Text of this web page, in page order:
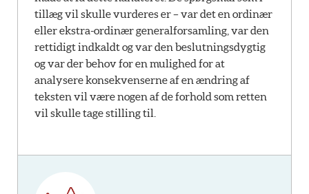
tillæg vil skulle vurderes er – var det en ordinær
eller ekstra-ordinær generalforsamling, var den
rettidigt indkaldt og var den beslutningsdygtig
og var der behov for en mulighed for at
analysere konsekvenserne af en ændring af
teksten vil være nogen af de forhold som retten
vil skulle tage stilling til.